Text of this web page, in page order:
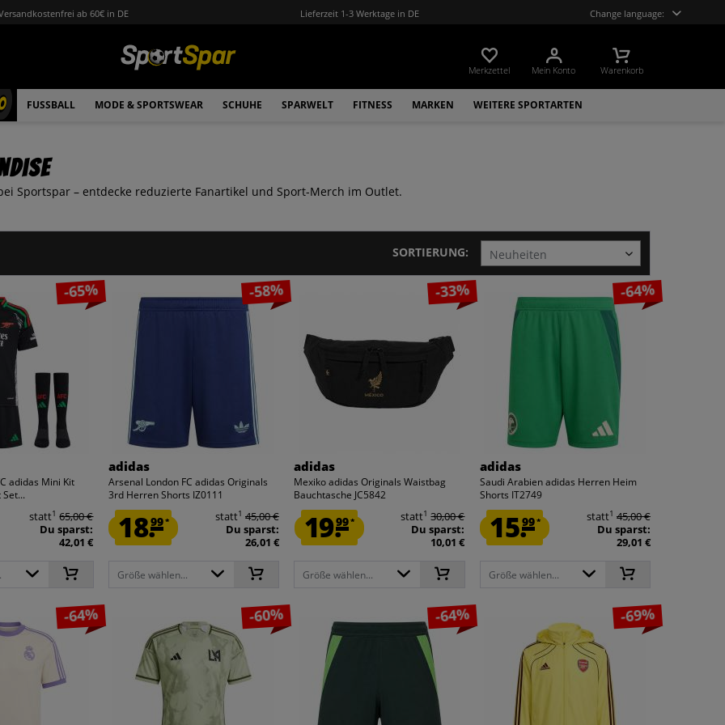
ab 60€ in DE Lieferzeit 1-3 Werktage in DE Change language:
Merkzettel Mein Konto Warenkorb
FUSSBALL MODE & SPORTSWEAR SCHUHE SPARWELT FITNESS MARKEN WEITERE SPORTARTEN
Sportspar – entdecke reduzierte Fanartikel und Sport-Merch im Outlet.
SORTIERUNG:
-65%
adidas Mini Kit
statt1 65,00 €
Du sparst:
42,01 €
-58%
adidas
Arsenal London FC adidas Originals
3rd Herren Shorts IZ0111
18.99* statt1 45,00 €
Du sparst:
26,01 €
Größe wählen...
-33%
adidas
Mexiko adidas Originals Waistbag
Bauchtasche JC5842
19.99* statt1 30,00 €
Du sparst:
10,01 €
Größe wählen...
-64%
adidas
Saudi Arabien adidas Herren Heim
Shorts IT2749
15.99* statt1 45,00 €
Du sparst:
29,01 €
Größe wählen...
-64% -60% -64% -69%